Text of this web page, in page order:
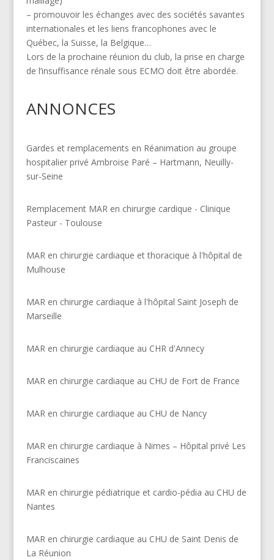
– promouvoir les échanges avec des sociétés savantes
internationales et les liens francophones avec le
Québec, la Suisse, la Belgique…
Lors de la prochaine réunion du club, la prise en charge
de l’insuffisance rénale sous ECMO doit être abordée.
ANNONCES
Gardes et remplacements en Réanimation au groupe
hospitalier privé Ambroise Paré – Hartmann, Neuilly-
sur-Seine
Remplacement MAR en chirurgie cardique - Clinique
Pasteur - Toulouse
MAR en chirurgie cardiaque et thoracique à l'hôpital de
Mulhouse
MAR en chirurgie cardiaque à l'hôpital Saint Joseph de
Marseille
MAR en chirurgie cardiaque au CHR d'Annecy
MAR en chirurgie cardiaque au CHU de Fort de France
MAR en chirurgie cardiaque au CHU de Nancy
MAR en chirurgie cardiaque à Nimes – Hôpital privé Les
Franciscaines
MAR en chirurgie pédiatrique et cardio-pédia au CHU de
Nantes
MAR en chirurgie cardiaque au CHU de Saint Denis de
La Réunion